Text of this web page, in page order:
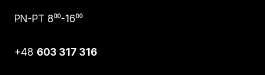
PN-PT 8⁰⁰-16⁰⁰
+48 603 317 316